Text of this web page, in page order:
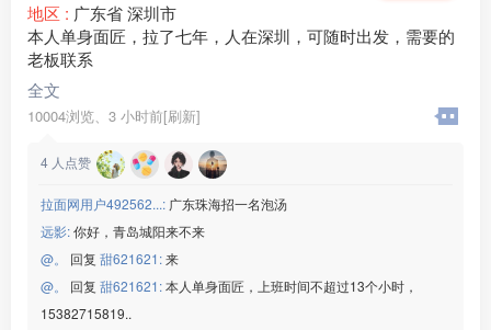
地区 : 广东省 深圳市
本人单身面匠，拉了七年，人在深圳，可随时出发，需要的
老板联系
全文
10004浏览、 3 小时前[刷新]
4 人点赞
拉面网用户492562...: 广东珠海招一名泡汤
远影:你好，青岛城阳来不来
@。
回复 甜621621:来
@。
回复 甜621621:本人单身面匠，上班时间不超过13个小时，
15382715819..